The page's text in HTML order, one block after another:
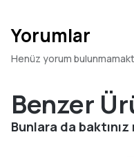
Yorumlar
Henüz yorum
Benzer
Bunlara da baktınız